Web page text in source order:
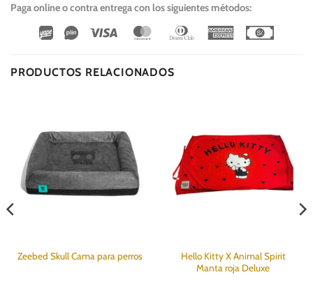
Paga online o contra entrega con los siguientes métodos:
Wirecard
Vipps Visa MasterCardDinners
American
PRODUCTOS RELACIONADOS
Zeebed Skull Cama para perros
Hello Kitty X Animal Spirit
Manta roja Deluxe